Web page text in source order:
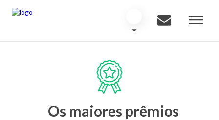
Os maiores prêmios